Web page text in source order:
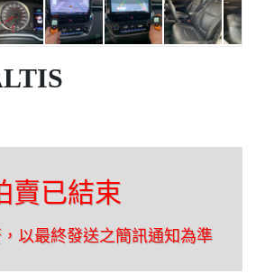
賣已結束
以最終發送之簡訊通知為準